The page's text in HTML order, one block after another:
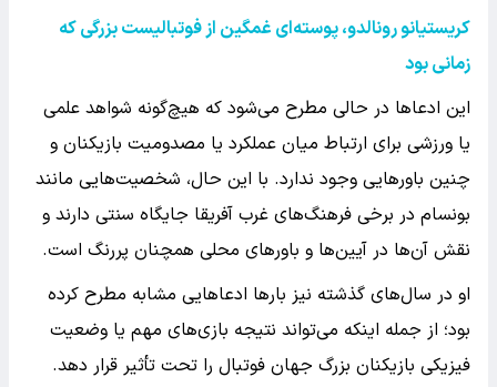
کریستیانو رونالدو، پوسته‌ای غمگین از فوتبالیست بزرگی که
زمانی بود
این ادعاها در حالی مطرح می‌شود که هیچ‌گونه شواهد علمی
یا ورزشی برای ارتباط میان عملکرد یا مصدومیت بازیکنان و
چنین باورهایی وجود ندارد. با این حال، شخصیت‌هایی مانند
بونسام در برخی فرهنگ‌های غرب آفریقا جایگاه سنتی دارند و
نقش آن‌ها در آیین‌ها و باورهای محلی همچنان پررنگ است.
او در سال‌های گذشته نیز بارها ادعاهایی مشابه مطرح کرده
بود؛ از جمله اینکه می‌تواند نتیجه بازی‌های مهم یا وضعیت
فیزیکی بازیکنان بزرگ جهان فوتبال را تحت تأثیر قرار دهد.